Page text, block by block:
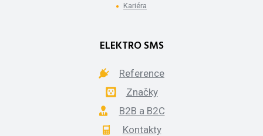
Kariéra
ELEKTRO SMS
Reference
Značky
B2B a B2C
Kontakty